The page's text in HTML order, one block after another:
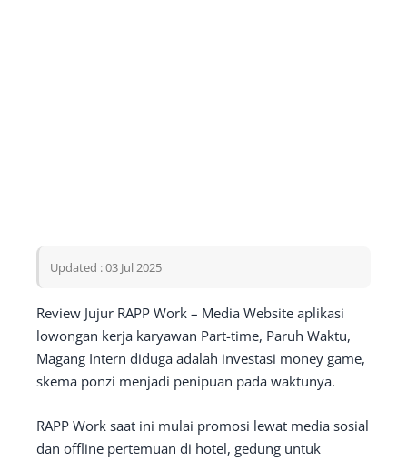
Updated : 03 Jul 2025
Review Jujur RAPP Work – Media Website aplikasi
lowongan kerja karyawan Part-time, Paruh Waktu,
Magang Intern diduga adalah investasi money game,
skema ponzi menjadi penipuan pada waktunya.
RAPP Work saat ini mulai promosi lewat media sosial
dan offline pertemuan di hotel, gedung untuk